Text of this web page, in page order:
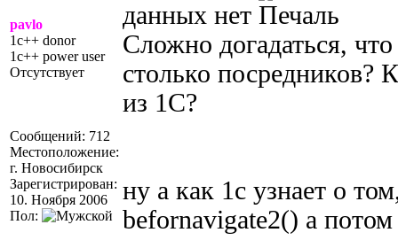
pavlo
1c++ donor
1c++ power user
Отсутствует
Сообщений: 712
Местоположение:
г. Новосибирск
Зарегистрирован:
10. Ноября 2006
Пол:
данных нет
Сложно догадаться,
столько посредников?
из 1С?
ну а как 1с узнает о
befornavigate2() а